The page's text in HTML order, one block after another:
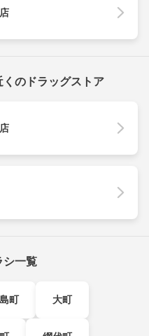
のドラッグストア
シ一覧
町 大町